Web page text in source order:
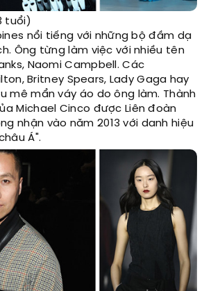
tuổi)
nổi tiếng với những bộ đầm dạ
Ông từng làm việc với nhiều tên
Naomi Campbell. Các
Britney Spears, Lady Gaga hay
mê mẩn váy áo do ông làm. Thành
Michael Cinco được Liên đoàn
nhận vào năm 2013 với danh hiệu
Á".